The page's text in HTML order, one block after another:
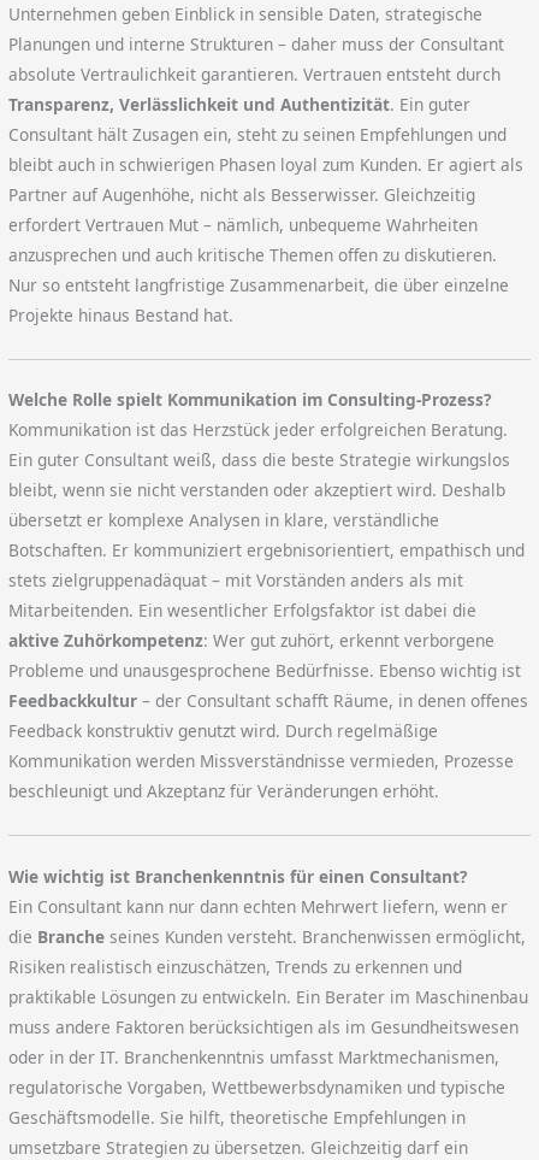
Unternehmen geben Einblick in sensible Daten, strategische
Planungen und interne Strukturen – daher muss der Consultant
absolute Vertraulichkeit garantieren. Vertrauen entsteht durch
Transparenz, Verlässlichkeit und Authentizität. Ein guter
Consultant hält Zusagen ein, steht zu seinen Empfehlungen und
bleibt auch in schwierigen Phasen loyal zum Kunden. Er agiert als
Partner auf Augenhöhe, nicht als Besserwisser. Gleichzeitig
erfordert Vertrauen Mut – nämlich, unbequeme Wahrheiten
anzusprechen und auch kritische Themen offen zu diskutieren.
Nur so entsteht langfristige Zusammenarbeit, die über einzelne
Projekte hinaus Bestand hat.
Welche Rolle spielt Kommunikation im Consulting-Prozess?
Kommunikation ist das Herzstück jeder erfolgreichen Beratung.
Ein guter Consultant weiß, dass die beste Strategie wirkungslos
bleibt, wenn sie nicht verstanden oder akzeptiert wird. Deshalb
übersetzt er komplexe Analysen in klare, verständliche
Botschaften. Er kommuniziert ergebnisorientiert, empathisch und
stets zielgruppenadäquat – mit Vorständen anders als mit
Mitarbeitenden. Ein wesentlicher Erfolgsfaktor ist dabei die
aktive Zuhörkompetenz: Wer gut zuhört, erkennt verborgene
Probleme und unausgesprochene Bedürfnisse. Ebenso wichtig ist
Feedbackkultur – der Consultant schafft Räume, in denen offenes
Feedback konstruktiv genutzt wird. Durch regelmäßige
Kommunikation werden Missverständnisse vermieden, Prozesse
beschleunigt und Akzeptanz für Veränderungen erhöht.
Wie wichtig ist Branchenkenntnis für einen Consultant?
Ein Consultant kann nur dann echten Mehrwert liefern, wenn er
die Branche seines Kunden versteht. Branchenwissen ermöglicht,
Risiken realistisch einzuschätzen, Trends zu erkennen und
praktikable Lösungen zu entwickeln. Ein Berater im Maschinenbau
muss andere Faktoren berücksichtigen als im Gesundheitswesen
oder in der IT. Branchenkenntnis umfasst Marktmechanismen,
regulatorische Vorgaben, Wettbewerbsdynamiken und typische
Geschäftsmodelle. Sie hilft, theoretische Empfehlungen in
umsetzbare Strategien zu übersetzen. Gleichzeitig darf ein